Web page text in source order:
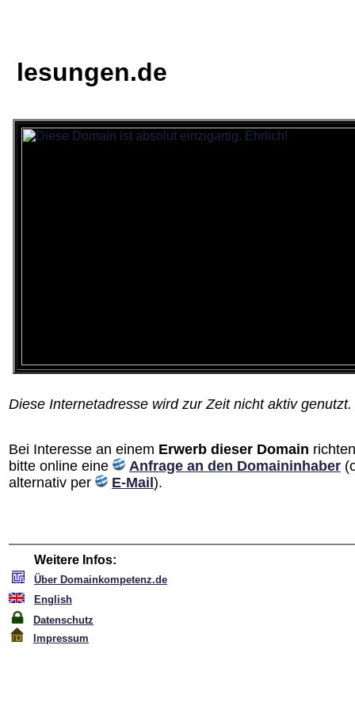
lesungen.de
Diese Internetadresse wird zur Zeit nicht aktiv genutzt.
Bei Interesse an einem Erwerb dieser Domain
bitte online eine
Anfrage an den Domain­inhaber
alternativ per
E-Mail ).
Weitere Infos:
Über Domainkompetenz.de
English
Datenschutz
Impressum